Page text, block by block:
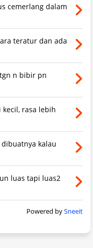
cemerlang dalam
teratur dan ada
n bibir pn
rasa lebih
kalau
luas tapi luas2
Powered bySneeit